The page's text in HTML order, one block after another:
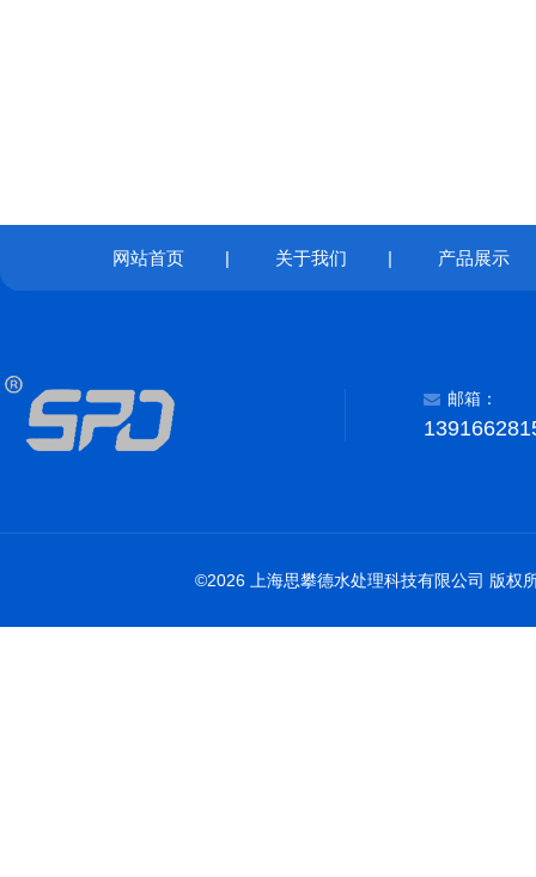
网站首页 | 关于我们 | 产品展示
邮箱：
©2026 上海思攀德水处理科技有限公司 版权